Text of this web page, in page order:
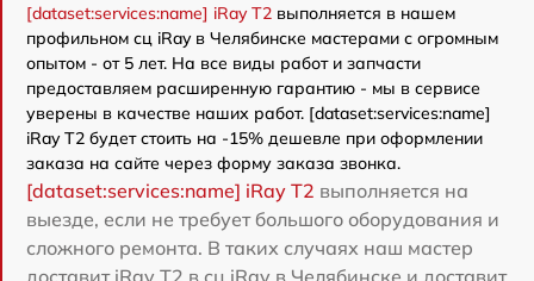
[dataset:services:name] iRay T2 выполняется в нашем
профильном сц iRay в Челябинске мастерами с огромным
опытом - от 5 лет. На все виды работ и запчасти
предоставляем расширенную гарантию - мы в сервисе
уверены в качестве наших работ. [dataset:services:name]
iRay T2 будет стоить на -15% дешевле при оформлении
заказа на сайте через форму заказа звонка.
[dataset:services:name] iRay T2 выполняется на
выезде, если не требует большого оборудования и
сложного ремонта. В таких случаях наш мастер
доставит iRay T2 в сц iRay в Челябинске и доставит